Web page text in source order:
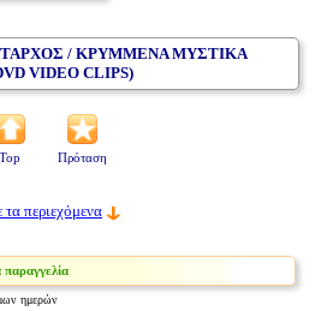
/ ΚΡΥΜΜΕΝΑ ΜΥΣΤΙΚΑ
VIDEO CLIPS)
Top Πρόταση
τα περιεχόμενα
παραγγελία
ημερών